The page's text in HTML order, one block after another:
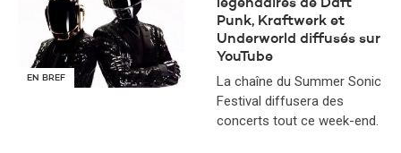
EN BREF
légendaires de Daft
Punk, Kraftwerk et
Underworld diffusés sur
YouTube
La chaîne du Summer Sonic
Festival diffusera des
concerts tout ce week-end.